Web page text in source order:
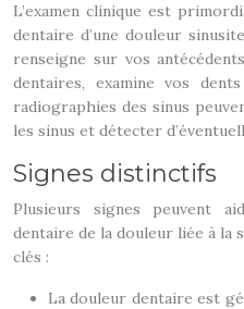
L’examen clinique est
dentaire d’une douleur
renseigne sur vos
dentaires, examine vos
radiographies des sinus
les sinus et détecter
Signes distinctifs
Plusieurs signes peuvent
dentaire de la douleur liée à la
clés :
La douleur dentaire est